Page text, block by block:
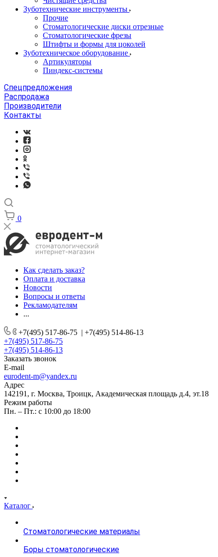
Зуботехнические инструменты
Прочие
Стоматологические диски отрезные
Стоматологические фрезы
Штифты и формы для цоколей
Зуботехническое оборудование
Артикуляторы
Пиндекс-системы
Спецпредложения
Распродажа
Производители
Контакты
0
Как сделать заказ?
Оплата и доставка
Новости
Вопросы и ответы
Рекламодателям
...
+7(495) 517-86-75 | +7(495) 514-86-13
+7(495) 517-86-75
+7(495) 514-86-13
Заказать звонок
E-mail
eurodent-m@yandex.ru
Адрес
142191, г. Москва, Троицк, Академическая площадь д.4, эт.18
Режим работы
Пн. – Пт.: с 10:00 до 18:00
Каталог
Стоматологические материалы
Боры стоматологические